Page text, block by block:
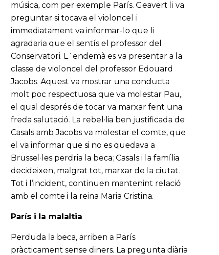
música, com per exemple París. Geavert li va
preguntar si tocava el violoncel i
immediatament va informar-lo que li
agradaria que el sentís el professor del
Conservatori. L´endemà es va presentar a la
classe de violoncel del professor Edouard
Jacobs. Aquest va mostrar una conducta
molt poc respectuosa que va molestar Pau,
el qual després de tocar va marxar fent una
freda salutació. La rebel·lia ben justificada de
Casals amb Jacobs va molestar el comte, que
el va informar que si no es quedava a
Brussel·les perdria la beca; Casals i la família
decideixen, malgrat tot, marxar de la ciutat.
Tot i l’incident, continuen mantenint relació
amb el comte i la reina Maria Cristina.
París i la malaltia
Perduda la beca, arriben a París
pràcticament sense diners. La pregunta diària